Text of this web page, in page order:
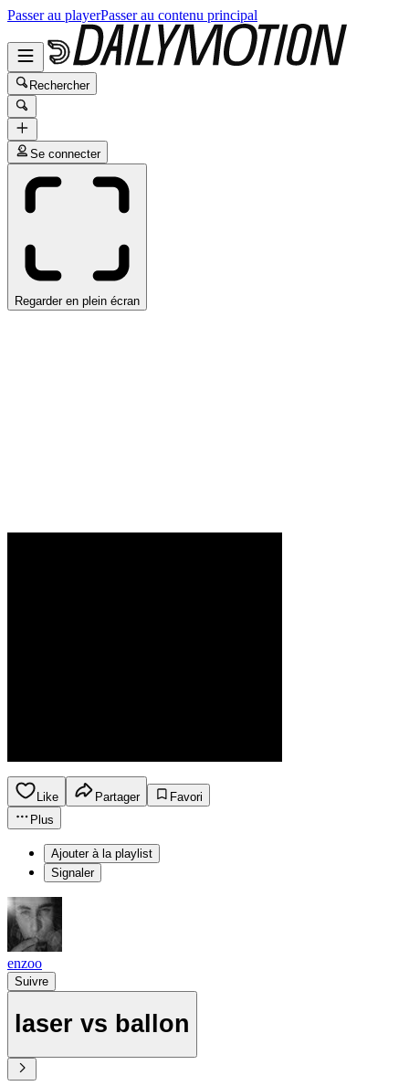
Passer au playerPasser au contenu principal
Rechercher
Se connecter
Regarder en plein écran
Like Partager
Favori
Plus
Ajouter à la playlist
Signaler
enzoo
Suivre
laser vs ballon